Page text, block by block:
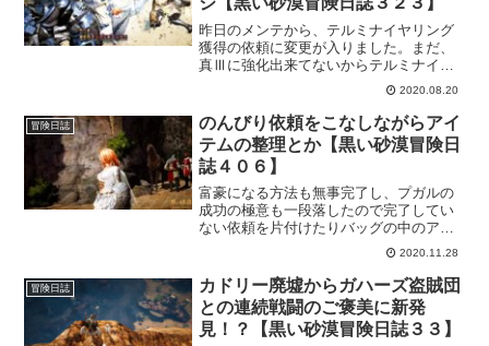
昨日のメンテから、テルミナイヤリング
獲得の依頼に変更が入りました。まだ、
真Ⅲに強化出来てないからテルミナイヤ
リングを集めないとなので、行ってきま
した。依頼の出現はランダムなのか、あ
る程度決まってるのか謎の仕様のままで
した。
2020.08.20
冒険日誌
のんびり依頼をこなしながらアイ
テムの整理とか【黒い砂漠冒険日
誌４０６】
富豪になる方法も無事完了し、プガルの
成功の極意も一段落したので完了してい
ない依頼を片付けたりバッグの中のアイ
テムとか、倉庫のいらないアイテムとか
の整理してました。時間があるといろん
な事ができて楽しいですね。たまに何し
ようか悩んで何もしない時もありますけ
ど。
2020.11.28
冒険日誌
カドリー廃墟からガハーズ盗賊団
との連続戦闘のご褒美に新発
見！？【黒い砂漠冒険日誌３３】